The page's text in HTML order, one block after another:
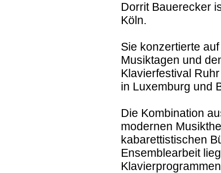
Dorrit Bauerecker
Köln.
Sie konzertierte
Musiktagen und
Klavierfestival
in Luxemburg und
Die Kombination
modernen
kabarettistischen
Ensemblearbeit